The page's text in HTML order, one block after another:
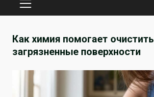
ОСНОВНОЕ
Как химия помогает очистить
загрязненные поверхности